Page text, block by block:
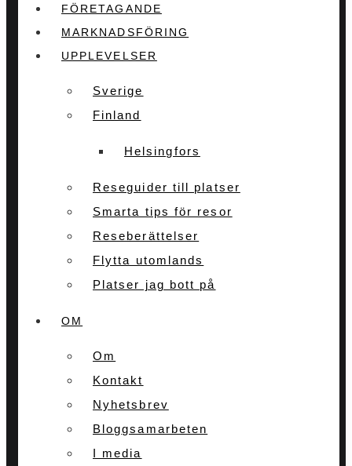
FÖRETAGANDE
MARKNADSFÖRING
UPPLEVELSER
Sverige
Finland
Helsingfors
Reseguider till platser
Smarta tips för resor
Reseberättelser
Flytta utomlands
Platser jag bott på
OM
Om
Kontakt
Nyhetsbrev
Bloggsamarbeten
I media